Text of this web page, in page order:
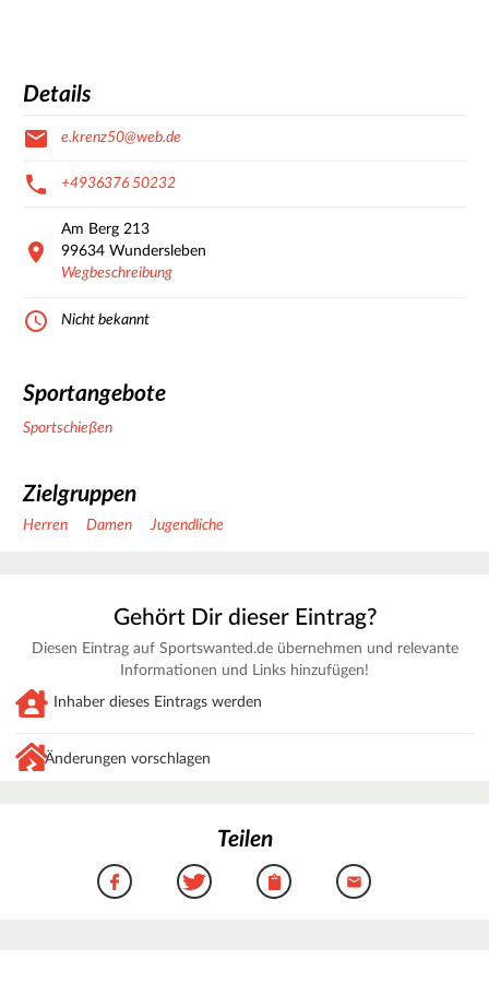
Details
e.krenz50@web.de
+4936376 50232
Am Berg 213
99634 Wundersleben
Wegbeschreibung
Nicht bekannt
Sportangebote
Sportschießen
Zielgruppen
Herren Damen Jugendliche
Gehört Dir dieser Eintrag?
Diesen Eintrag auf Sportswanted.de übernehmen und relevante
Informationen und Links hinzufügen!
Inhaber dieses Eintrags werden
Änderungen vorschlagen
Teilen